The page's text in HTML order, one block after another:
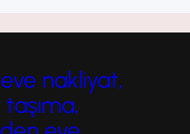
nakliyat
sürekli
nakliyat hizmetleri
nakliyat,